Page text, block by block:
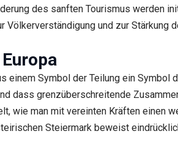
des sanften Tourismus werden
und zur Stärkung
einem Symbol der Teilung ein Symbol
dass grenzüberschreitende
wie man mit vereinten Kräften einen
Steiermark beweist